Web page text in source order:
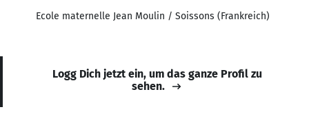
Ecole maternelle Jean Moulin / Soissons (Frankreich)
Logg Dich jetzt ein, um das ganze Profil zu
sehen.